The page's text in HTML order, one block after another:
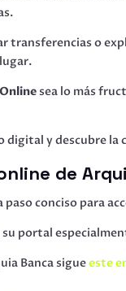
transferencias o
sea lo más
y descubre
de
conciso para
portal
Banca sigueeste